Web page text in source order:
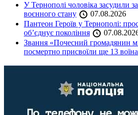
У Тернополі чоловіка засудили
воєнного стану
07.08.2026
Пантеон Героїв у Тернополі:
об’єднує покоління
Звання «Почесний громадянин
посмертно присвоїли ще 13